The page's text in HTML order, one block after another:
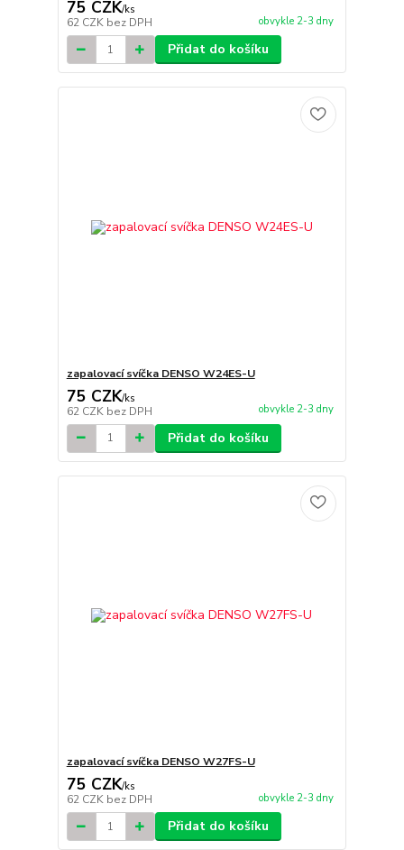
75 CZK/ks
62 CZK bez DPH obvykle 2-3 dny
Přidat do košíku
zapalovací svíčka DENSO W24ES-U
75 CZK/ks
62 CZK bez DPH obvykle 2-3 dny
Přidat do košíku
zapalovací svíčka DENSO W27FS-U
75 CZK/ks
62 CZK bez DPH obvykle 2-3 dny
Přidat do košíku